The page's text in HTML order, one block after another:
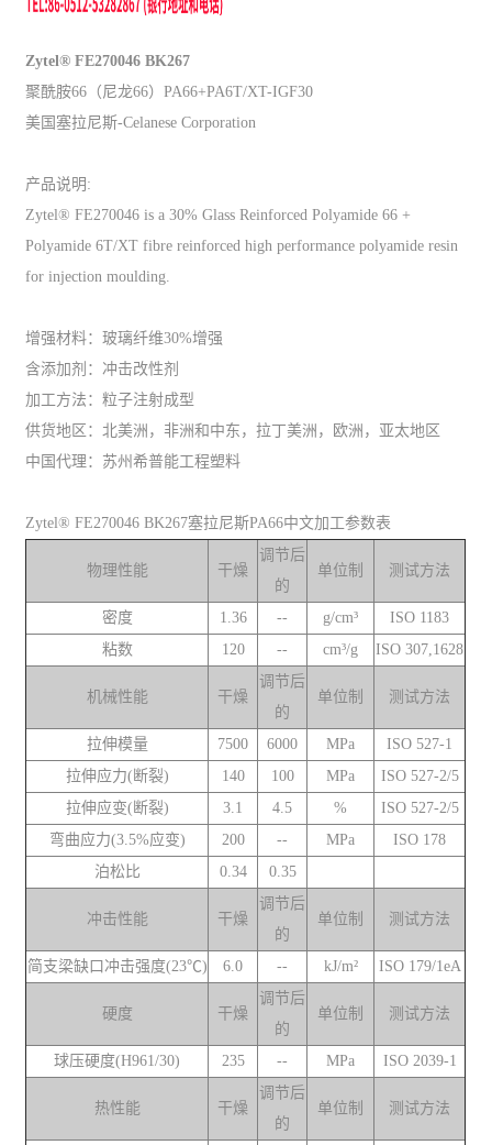
Zytel® FE270046 BK267
聚酰胺66（尼龙66）PA66+PA6T/XT-IGF30
美国塞拉尼斯-Celanese Corporation
产品说明:
Zytel® FE270046 is a 30% Glass Reinforced Polyamide 66 +
Polyamide 6T/XT fibre reinforced high performance polyamide resin
for injection moulding.
增强材料：玻璃纤维30%增强
含添加剂：冲击改性剂
加工方法：粒子注射成型
供货地区：北美洲，非洲和中东，拉丁美洲，欧洲，亚太地区
中国代理：苏州希普能工程塑料
Zytel® FE270046 BK267塞拉尼斯PA66中文加工参数表
物理性能 干燥
调节后
的
单位制 测试方法
密度 1.36 -- g/cm³
ISO 1183
粘数
120 -- cm³/g ISO 307,1628
机械性能 干燥
调节后
的
单位制 测试方法
拉伸模量 7500 6000 MPa
ISO 527-1
拉伸应力(断裂)
140 100 MPa
ISO 527-2/5
拉伸应变(断裂)
3.1 4.5 %
ISO 527-2/5
弯曲应力(3.5%应变)
200 -- MPa
ISO 178
泊松比
0.34 0.35
冲击性能 干燥
调节后
的
单位制 测试方法
简支梁缺口冲击强度(23℃) 6.0 -- kJ/m² ISO 179/1eA
硬度 干燥
调节后
的
单位制 测试方法
球压硬度(H961/30) 235 -- MPa ISO 2039-1
热性能 干燥
调节后
的
单位制 测试方法